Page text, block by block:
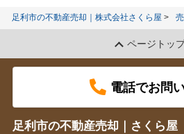
足利市の不動産売却｜株式会社さくら屋
ページトッ
電話でお問
足利市の不動産売却｜さくら屋